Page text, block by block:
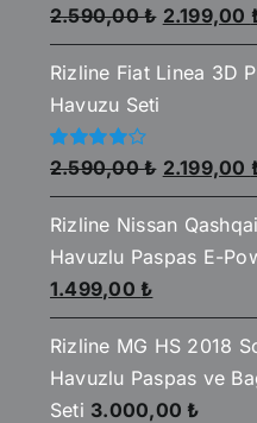
5
üzerinden
5.00oy aldı
2.590,00₺ Orijinal
fiyat:
2.590,00
2.199,00
Rizline Fiat Linea 3D
Havuzu Seti
5
üzerinden
4.00oy
aldı
2.590,00₺ Orijinal
fiyat:
2.590,00
2.199,00
Rizline Nissan
Havuzlu Paspas E-
Orijinal
fiyat:
1.750,00 ₺.
1.499,00 ₺Şu
andaki
fiyat:
1.499,00
Rizline MG HS 2018
Havuzlu Paspas ve
Seti 3.000,00 ₺